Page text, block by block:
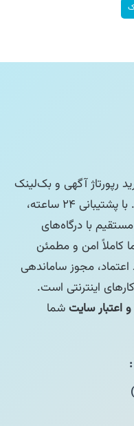
آگهی و بک‌لینک
از معتبرترین سایت‌های ایرانی است. با پشتیبانی ۲۴ ساعته،
با درگاه‌های
کاملاً امن و مطمئن
مجوز ساماندهی
اینترنتی است.
اعتبار سایتشما